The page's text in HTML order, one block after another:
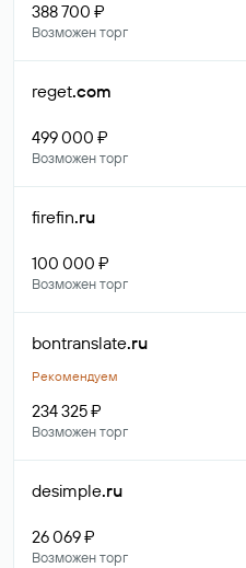
388 700 ₽
Возможен торг
reget.com
499 000 ₽
Возможен торг
firefin.ru
100 000 ₽
Возможен торг
bontranslate.ru
Рекомендуем
234 325 ₽
Возможен торг
desimple.ru
26 069 ₽
Возможен торг